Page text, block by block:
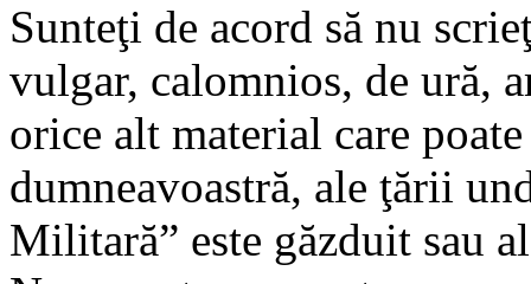
Sunteţi de acord să nu
vulgar, calomnios, de ură,
orice alt material care
dumneavoastră, ale ţării
Militară” este găzduit sau